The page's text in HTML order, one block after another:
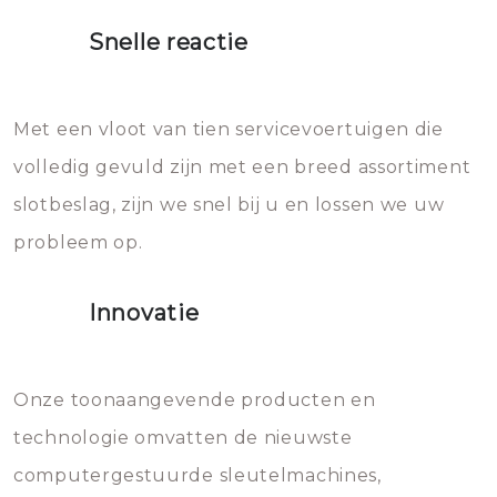
eroverheen hebt gegooid weer
bevriezen.
Sloten bestaan uit talloze kleine
die relatief gemakkelijk te
beschadigen zijn. In veel
gevallen zult u schade aan de
sloten veroorzaken, waardoor
geheel vervangen moet worden.
mee, die u gemakkelijk kunt
vermijden.
Snelle reactie
Met een vloot van tien servicevoertuigen die
volledig gevuld zijn met een breed assortiment
slotbeslag, zijn we snel bij u en lossen we uw
probleem op.
Innovatie
Onze toonaangevende producten en
technologie omvatten de nieuwste
computergestuurde sleutelmachines,